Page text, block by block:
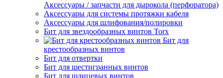
Аксессуары / запчасти для дырокола (перфоратора)
Аксессуары для системы протяжки кабеля
Аксессуары для шлифования/полировки
Бит для звездообразных винтов Torx
Бит для
крестообразных винтов
Бит для отвертки
Бит для шестигранных винтов
Бит для шлицевых винтов